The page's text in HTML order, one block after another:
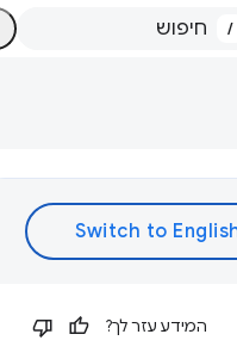
/
המידע עזר לך?